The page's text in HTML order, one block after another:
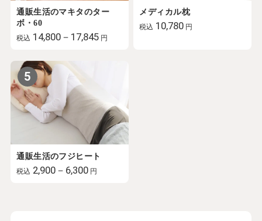
通販生活のマキタのター
ボ・60
税込 14,800－17,845 円
メディカル枕
税込 10,780 円
通販生活のフジヒート
税込 2,900－6,300 円
5